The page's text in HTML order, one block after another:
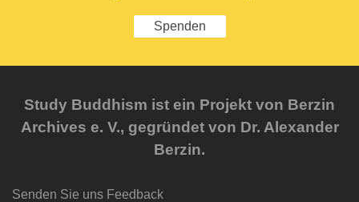
Spenden
Study Buddhism ist ein Projekt von Berzin
Archives e. V., gegründet von Dr. Alexander
Berzin.
Senden Sie uns Feedback